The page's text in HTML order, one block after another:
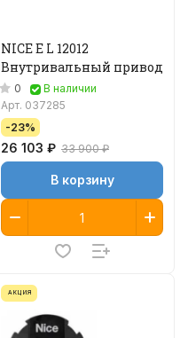
NICE E L 12012
Внутривальный привод
0
В наличии
Арт. 037285
-23%
26 103 ₽ 33 900 ₽
В корзину
АКЦИЯ